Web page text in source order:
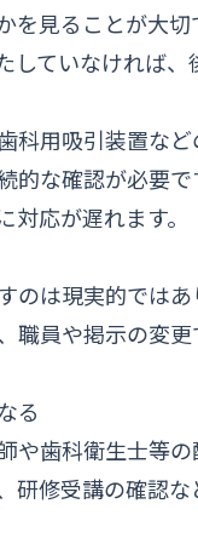
を見ることが大
していなければ
科用吸引装置な
的な確認が必要
応が遅れます。
のは現実的では
職員や掲示の変
る
や歯科衛生士等
研修受講の確認